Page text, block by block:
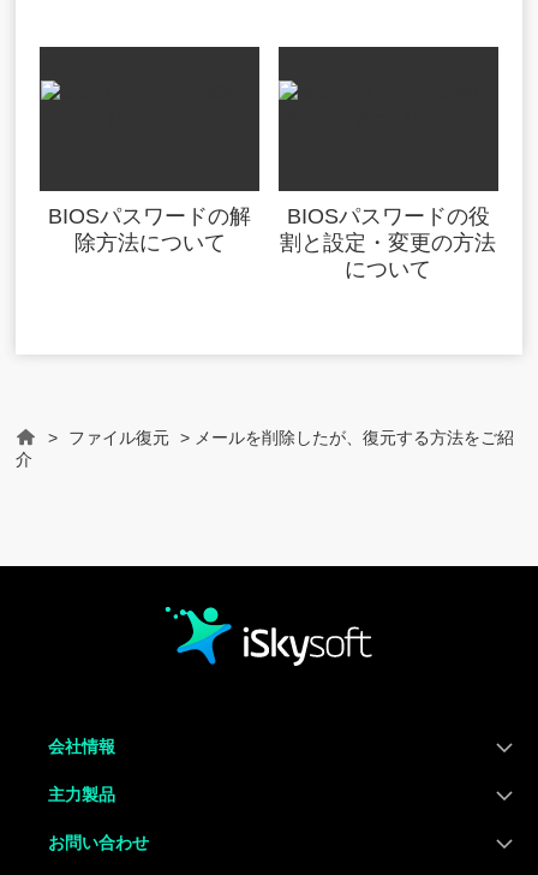
BIOSパスワードの解
除方法について
BIOSパスワードの役
割と設定・変更の方法
について
Home
> ファイル復元 > メールを削除したが、復元する方法をご紹
介
会社情報
主力製品
お問い合わせ